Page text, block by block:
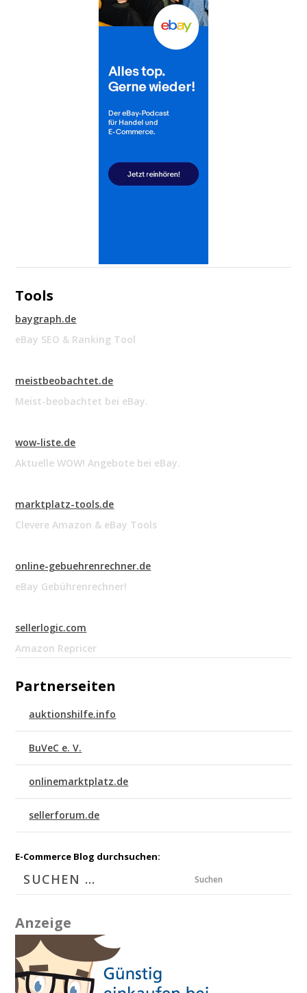
Tools
baygraph.de
eBay SEO & Ranking Tool
meistbeobachtet.de
Meist-beobachtet bei eBay.
wow-liste.de
Aktuelle WOW! Angebote bei eBay.
marktplatz-tools.de
Clevere Amazon & eBay Tools
online-gebuehrenrechner.de
eBay Gebührenrechner!
sellerlogic.com
Amazon Repricer
Partnerseiten
auktionshilfe.info
BuVeC e. V.
onlinemarktplatz.de
sellerforum.de
E-Commerce Blog durchsuchen:
Suchen
Anzeige